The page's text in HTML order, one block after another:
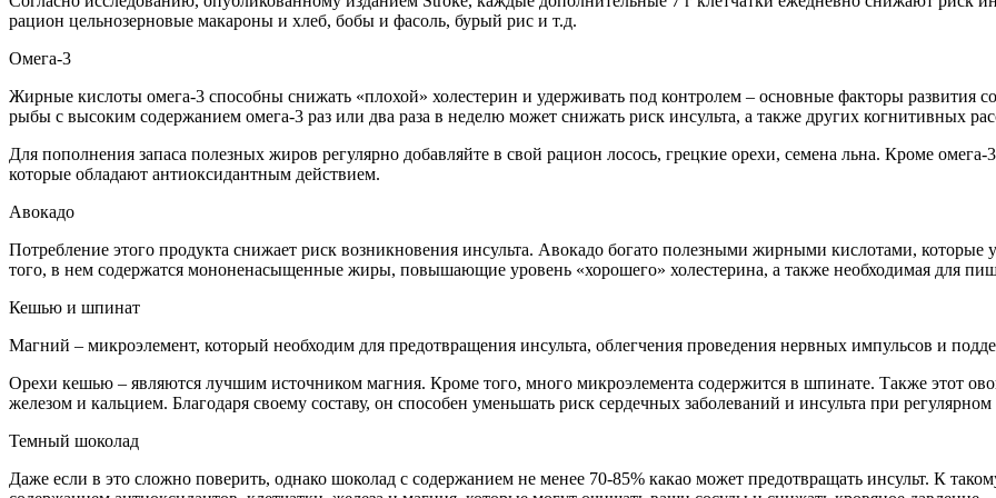
рацион цельнозерновые макароны и хлеб, бобы и фасоль, бурый рис и т.д.
Омега-3
Жирные кислоты омега-3 способны снижать «плохой» холестерин и удерживать под контролем – основные факторы развития
рыбы с высоким содержанием омега-3 раз или два раза в неделю может снижать риск инсульта, а также других когнитивных
Для пополнения запаса полезных жиров регулярно добавляйте в свой рацион лосось, грецкие орехи, семена льна. Кроме
которые обладают антиоксидантным действием.
Авокадо
Потребление этого продукта снижает риск возникновения инсульта. Авокадо богато полезными жирными кислотами,
того, в нем содержатся мононенасыщенные жиры, повышающие уровень «хорошего» холестерина, а также необходимая для
Кешью и шпинат
Магний – микроэлемент, который необходим для предотвращения инсульта, облегчения проведения нервных импульсов и
Орехи кешью – являются лучшим источником магния. Кроме того, много микроэлемента содержится в шпинате. Также этот
железом и кальцием. Благодаря своему составу, он способен уменьшать риск сердечных заболеваний и инсульта при
Темный шоколад
Даже если в это сложно поверить, однако шоколад с содержанием не менее 70-85% какао может предотвращать инсульт. К